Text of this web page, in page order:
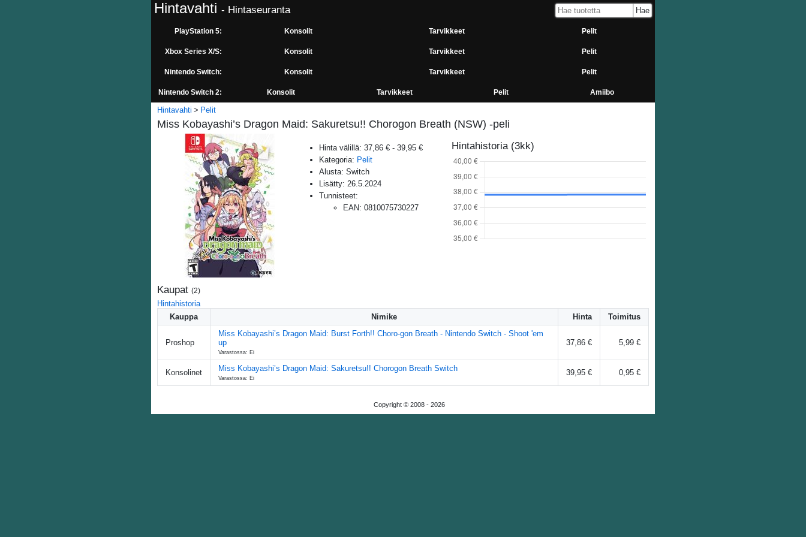
Hintavahti - Hintaseuranta
PlayStation 5: Konsolit Tarvikkeet Pelit
Xbox Series X/S: Konsolit Tarvikkeet Pelit
Nintendo Switch: Konsolit Tarvikkeet Pelit
Nintendo Switch 2: Konsolit Tarvikkeet Pelit Amiibo
Hintavahti Pelit
Miss Kobayashi’s Dragon Maid: Sakuretsu!! Chorogon Breath (NSW) -peli
Hinta välillä: 37,86 € - 39,95 €
Kategoria: Pelit
Alusta: Switch
Lisätty: 26.5.2024
Tunnisteet:
EAN: 0810075730227
Hintahistoria (3kk)
Kaupat (2)
Hintahistoria
Kauppa
Nimike Hinta Toimitus
Proshop
Miss Kobayashi’s Dragon Maid: Burst Forth!! Choro-gon Breath - Nintendo Switch - Shoot 'em
up
Varastossa: Ei
37,86 € 5,99 €
Konsolinet Miss Kobayashi’s Dragon Maid: Sakuretsu!! Chorogon Breath Switch
Varastossa: Ei
39,95 € 0,95 €
Copyright © 2008 - 2026